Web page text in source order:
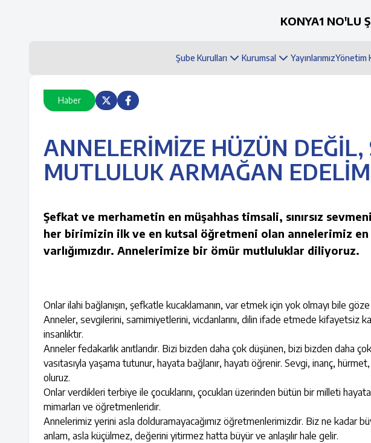
KONYA1 NO'LU
Şube Kurulları Kurumsal YayınlarımızYönetim
Haber
ANNELERİMİZE HÜZÜN DEĞİL,
MUTLULUK ARMAĞAN EDELİM
Şefkat ve merhametin en müşahhas timsali, sınırsız
her birimizin ilk ve en kutsal öğretmeni olan annelerimiz en
varlığımızdır. Annelerimize bir ömür mutluluklar diliyoruz.
Onlar ilahi bağlanışın, şefkatle kucaklamanın, var etmek için yok olmayı bile
Anneler, sevgilerini, samimiyetlerini, vicdanlarını, dilin ifade etmede kifayetsiz
insanlıktır.
Anneler fedakarlık anıtlarıdır. Bizi bizden daha çok düşünen, bizi bizden daha
vasıtasıyla yaşama tutunur, hayata bağlanır, hayatı öğrenir. Sevgi, inanç,
oluruz.
Onlar verdikleri terbiye ile çocuklarını, çocukları üzerinden bütün bir milleti hayata
mimarları ve öğretmenleridir.
Annelerimiz yerini asla dolduramayacağımız öğretmenlerimizdir. Biz ne kadar
anlam, asla küçülmez, değerini yitirmez hatta büyür ve anlaşılır hale gelir.